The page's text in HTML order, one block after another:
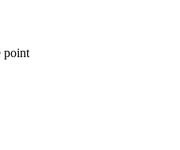
point